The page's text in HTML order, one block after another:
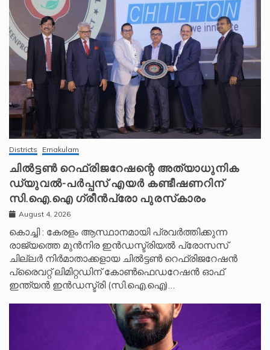
Districts Ernakulam
ചിൽട്ടൺ റെഫ്രിജറേഷന്റെ അത്യാധുനിക
ഡ്യുവൽ-പർപ്പസ് എയർ കണ്ടീഷണറിന്
സി.ഐ.ഐ ഗ്രീൻപ്രോ പുരസ്‌കാരം
August 4, 2026
കൊച്ചി : കേരളം ആസ്ഥാനമായി പ്രവർത്തിക്കുന്ന
രാജ്യത്തെ മുൻനിര ഇൻഡസ്ട്രിയൽ പ്രോസസ്
ചില്ലർ നിർമാതാക്കളായ ചിൽട്ടൺ റെഫ്രിജറേഷൻ
പ്രൈവറ്റ് ലിമിറ്റഡിന് കോൺഫെഡറേഷൻ ഓഫ്
ഇന്ത്യൻ ഇൻഡസ്ട്രി (സി.ഐ.ഐ)…